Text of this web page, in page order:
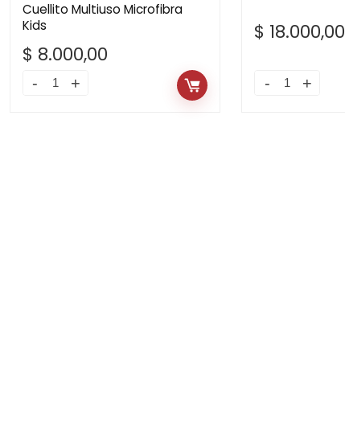
Cuellito Multiuso Microfibra
Kids
$ 8.000,00
Cuellito
$ 18.000,00
Silla